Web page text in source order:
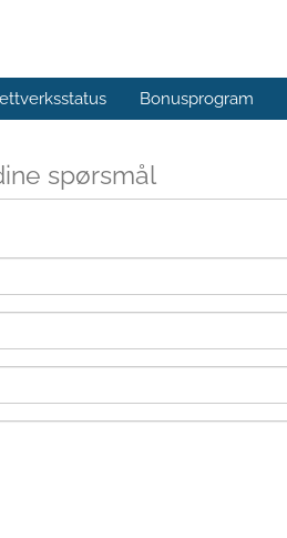
Bonusprogram
spørsmål